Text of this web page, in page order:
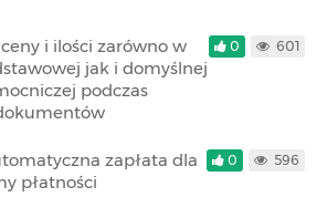
i ilości zarówno w
jak i domyślnej
podczas
0 601
zapłata dla
płatności
0 596